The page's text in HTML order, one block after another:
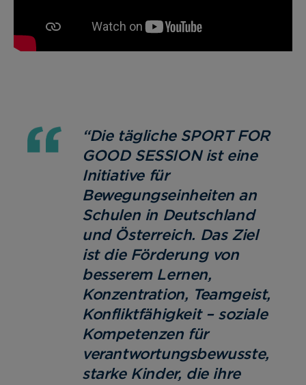
“Die tägliche SPORT FOR
GOOD SESSION ist eine
Initiative für
Bewegungseinheiten an
Schulen in Deutschland
und Österreich. Das Ziel
ist die Förderung von
besserem Lernen,
Konzentration, Teamgeist,
Konfliktfähigkeit – soziale
Kompetenzen für
verantwortungsbewusste,
starke Kinder, die ihre